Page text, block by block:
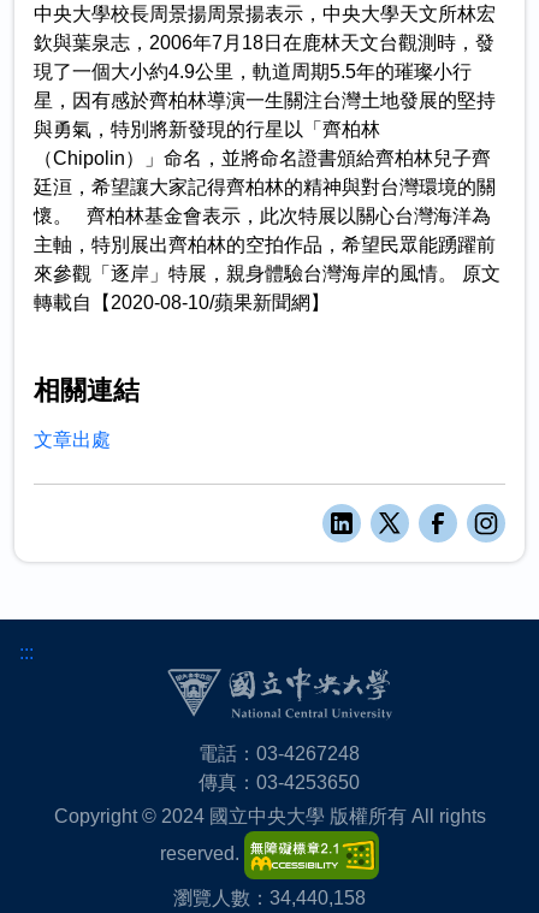
中央大學校長周景揚周景揚表示，中央大學天文所林宏
欽與葉泉志，2006年7月18日在鹿林天文台觀測時，發
現了一個大小約4.9公里，軌道周期5.5年的璀璨小行
星，因有感於齊柏林導演一生關注台灣土地發展的堅持
與勇氣，特別將新發現的行星以「齊柏林
（Chipolin）」命名，並將命名證書頒給齊柏林兒子齊
廷洹，希望讓大家記得齊柏林的精神與對台灣環境的關
懷。 齊柏林基金會表示，此次特展以關心台灣海洋為
主軸，特別展出齊柏林的空拍作品，希望民眾能踴躍前
來參觀「逐岸」特展，親身體驗台灣海岸的風情。 原文
轉載自【2020-08-10/蘋果新聞網】
相關連結
文章出處
:::
電話：03-4267248
傳真：03-4253650
Copyright © 2024 國立中央大學 版權所有 All rights
reserved.
瀏覽人數：34,440,158